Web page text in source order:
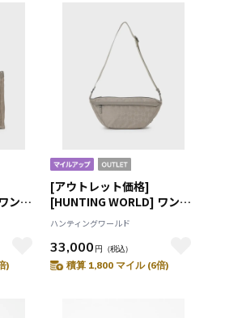
ンダ
)
[アウトレット価格]
[HUNTING WORLD] ワンダ
ーラスト[ショルダーバッグ
3273WDL]ベージュ
6109480432
ハンティングワールド
33,000 円 （税込）
積算 1,800 マイル (6倍)